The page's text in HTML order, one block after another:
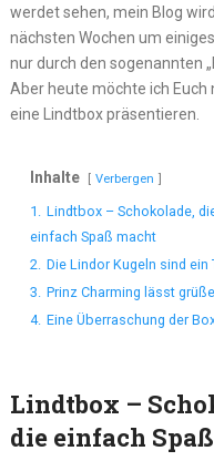
werdet sehen, mein Blog
nächsten Wochen um
nur durch den sogenannten
Aber heute möchte ich Euch
eine Lindtbox präsentieren.
Inhalte Verbergen
1. Lindtbox – Schokolade,
einfach Spaß macht
2. Die Lindor Kugeln sind ein
3. Prinz Charming lässt
4. Eine Überraschung der
Lindtbox –
die einfach